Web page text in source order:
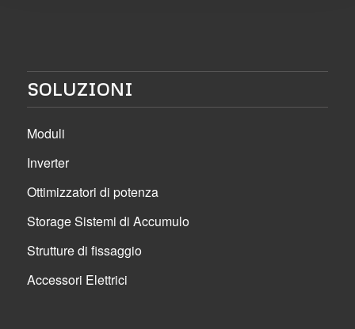
SOLUZIONI
Moduli
Inverter
Ottimizzatori di potenza
Storage Sistemi di Accumulo
Strutture di fissaggio
Accessori Elettrici